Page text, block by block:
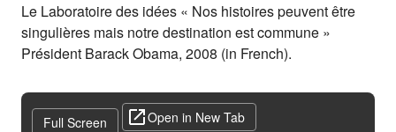
Le Laboratoire des idées « Nos histoires peuvent être
singulières mais notre destination est commune »
Président Barack Obama, 2008 (in French).
Full Screen
Open in New Tab